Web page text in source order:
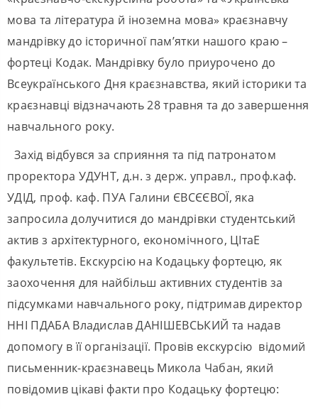
мова та література й іноземна мова» краєзнавчу
мандрівку до історичної пам’ятки нашого краю –
фортеці Кодак. Мандрівку було приурочено до
Всеукраїнського Дня краєзнавства, який історики та
краєзнавці відзначають 28 травня та до завершення
навчального року.
Захід відбувся за сприяння та під патронатом
проректора УДУНТ, д.н. з держ. управл., проф.каф.
УДІД, проф. каф. ПУА Галини ЄВСЄЄВОЇ, яка
запросила долучитися до мандрівки студентський
актив з архітектурного, економічного, ЦІтаЕ
факультетів. Екскурсію на Кодацьку фортецю, як
заохочення для найбільш активних студентів за
підсумками навчального року, підтримав директор
ННІ ПДАБА Владислав ДАНІШЕВСЬКИЙ та надав
допомогу в її організації. Провів екскурсію відомий
письменник-краєзнавець Микола Чабан, який
повідомив цікаві факти про Кодацьку фортецю: